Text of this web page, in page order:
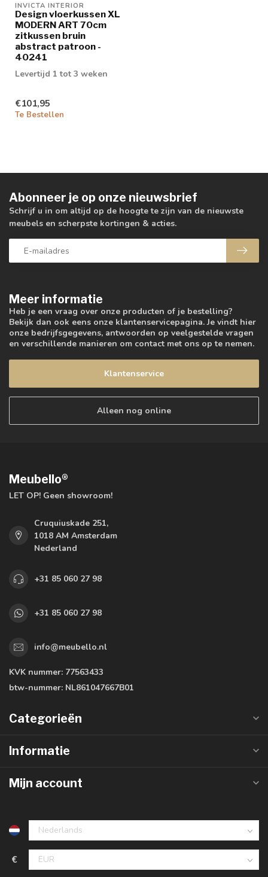
INVICTA INTERIOR
Design vloerkussen XL
MODERN ART 70cm
zitkussen bruin
abstract patroon -
40241
Levertijd 1 tot 3 weken
€101,95
Te Bestellen
Meer informatie
Heb je een vraag over onze producten of je bestelling?
Bekijk dan ook eens onze klantenservicepagina. Je vindt hier
onze bedrijfsgegevens, antwoorden op veelgestelde vragen
en verschillende manieren om contact met ons op te nemen.
Klantenservice
Alleen nog online
Abonneer je op onze nieuwsbrief
Schrijf u in om altijd op de hoogte te zijn van de nieuwste
meubels en scherpste kortingen & acties.
Meubello®
LET OP! Geen showroom!
Cruquiuskade 251,
1018 AM Amsterdam
Nederland
+31 85 060 27 98
+31 85 060 27 98
info@meubello.nl
KVK nummer: 77563433
btw-nummer: NL861047667B01
Categorieën
Informatie
Mijn account
€